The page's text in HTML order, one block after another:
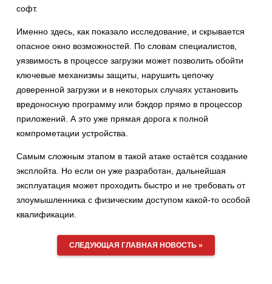
софт.
Именно здесь, как показало исследование, и скрывается
опасное окно возможностей. По словам специалистов,
уязвимость в процессе загрузки может позволить обойти
ключевые механизмы защиты, нарушить цепочку
доверенной загрузки и в некоторых случаях установить
вредоносную программу или бэкдор прямо в процессор
приложений. А это уже прямая дорога к полной
компрометации устройства.
Самым сложным этапом в такой атаке остаётся создание
эксплойта. Но если он уже разработан, дальнейшая
эксплуатация может проходить быстро и не требовать от
злоумышленника с физическим доступом какой-то особой
квалификации.
СЛЕДУЮЩАЯ ГЛАВНАЯ НОВОСТЬ »